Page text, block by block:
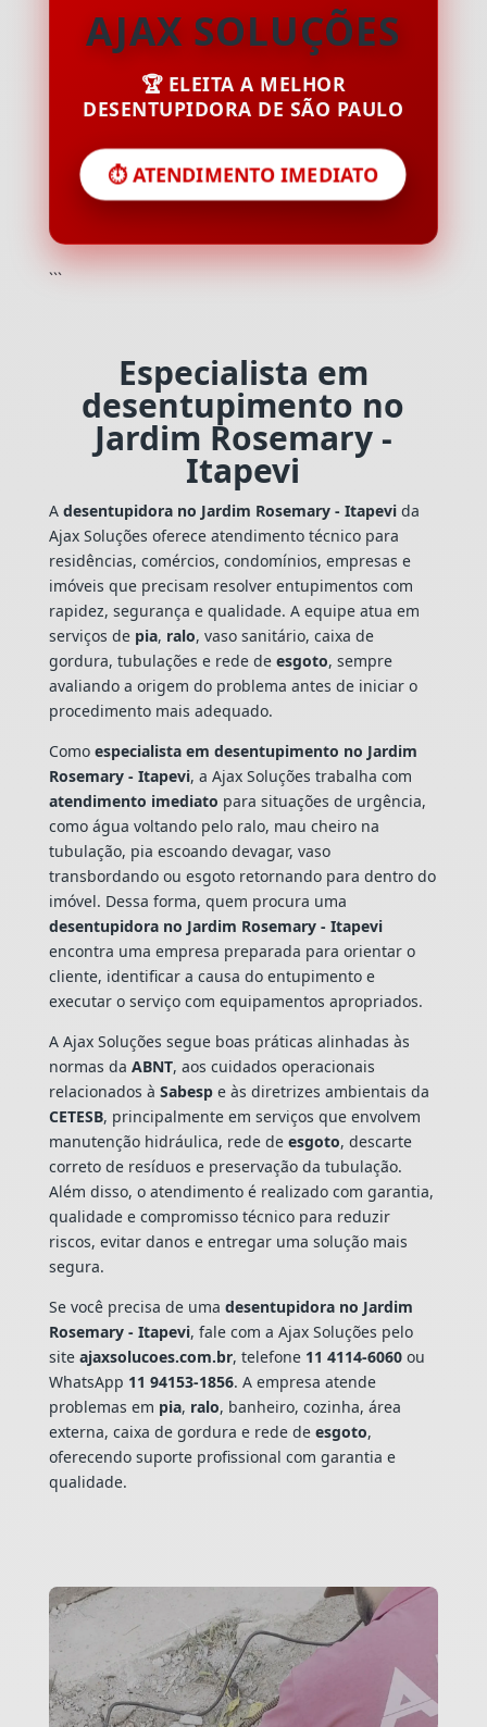
AJAX SOLUÇÕES
🏆 ELEITA A MELHOR
DESENTUPIDORA DE SÃO PAULO
⏱️ ATENDIMENTO IMEDIATO
```
Especialista em
desentupimento no
Jardim Rosemary -
Itapevi
A desentupidora no Jardim Rosemary - Itapevida
Ajax Soluções oferece atendimento técnico para
residências, comércios, condomínios, empresas e
imóveis que precisam resolver entupimentos com
rapidez, segurança e qualidade. A equipe atua em
serviços de pia, ralo, vaso sanitário, caixa de
gordura, tubulações e rede de esgoto, sempre
avaliando a origem do problema antes de iniciar o
procedimento mais adequado.
Como especialista em desentupimento no Jardim
Rosemary - Itapevi, a Ajax Soluções trabalha com
atendimento imediato para situações de urgência,
como água voltando pelo ralo, mau cheiro na
tubulação, pia escoando devagar, vaso
transbordando ou esgoto retornando para dentro do
imóvel. Dessa forma, quem procura uma
desentupidora no Jardim Rosemary - Itapevi
encontra uma empresa preparada para orientar o
cliente, identificar a causa do entupimento e
executar o serviço com equipamentos apropriados.
A Ajax Soluções segue boas práticas alinhadas às
normas da ABNT, aos cuidados operacionais
relacionados à Sabespe às diretrizes ambientais da
CETESB, principalmente em serviços que envolvem
manutenção hidráulica, rede de esgoto, descarte
correto de resíduos e preservação da tubulação.
Além disso, o atendimento é realizado com garantia,
qualidade e compromisso técnico para reduzir
riscos, evitar danos e entregar uma solução mais
segura.
Se você precisa de uma desentupidora no Jardim
Rosemary - Itapevi, fale com a Ajax Soluções pelo
site ajaxsolucoes.com.br, telefone 11 4114-6060ou
WhatsApp 11 94153-1856. A empresa atende
problemas em pia, ralo, banheiro, cozinha, área
externa, caixa de gordura e rede de esgoto,
oferecendo suporte profissional com garantia e
qualidade.